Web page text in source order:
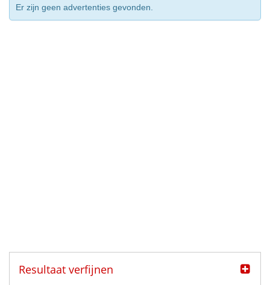
Er zijn geen advertenties gevonden.
Resultaat verfijnen